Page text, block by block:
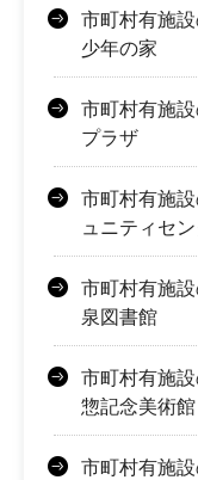
市町村有施
少年の家
市町村有施
プラザ
市町村有施
ュニティセ
市町村有施
泉図書館
市町村有施
惣記念美術館
市町村有施